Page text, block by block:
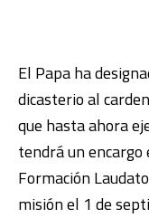
El Papa ha
dicasterio al
que hasta ahora
tendrá un
Formación
misión el 1 de